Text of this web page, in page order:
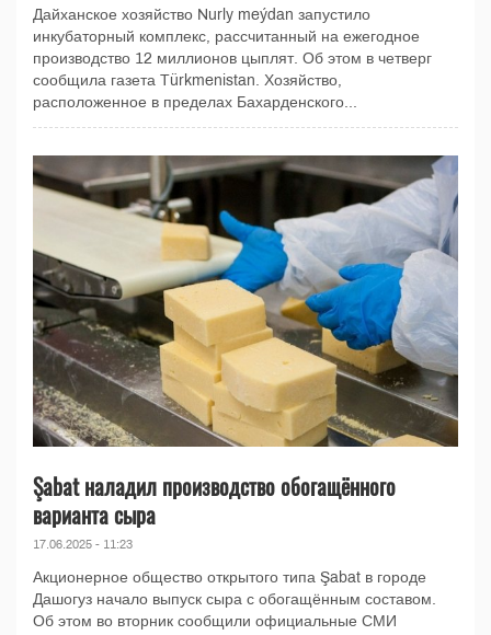
Дайханское хозяйство Nurly meýdan запустило
инкубаторный комплекс, рассчитанный на ежегодное
производство 12 миллионов цыплят. Об этом в четверг
сообщила газета Türkmenistan. Хозяйство,
расположенное в пределах Бахарденского...
Şabat наладил производство обогащённого
варианта сыра
17.06.2025 - 11:23
Акционерное общество открытого типа Şabat в городе
Дашогуз начало выпуск сыра с обогащённым составом.
Об этом во вторник сообщили официальные СМИ